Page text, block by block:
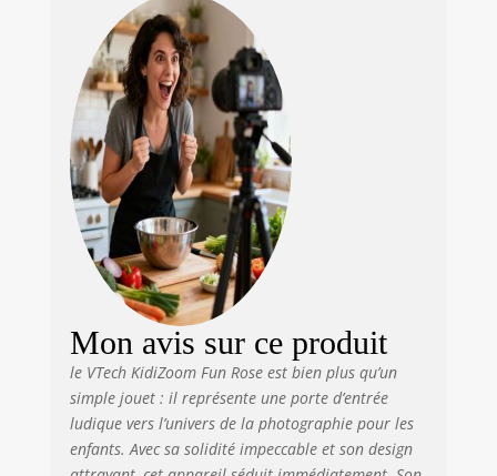
la voix / Animation
image par image /
Photos
panoramiques
CARACTÉRISTIQUES
TECHNIQUES :
Grand écran
couleur 1,8 pouces
/ Résolution de 2
MP / Zoom
numérique x4 /
permettant
d’enregistrer
jusqu’à 740 photos
ou 9min de vidéo /
Emplacement pour
carte microSD (non
Mon avis sur ce produit
le VTech KidiZoom Fun Rose est bien plus qu’un
simple jouet : il représente une porte d’entrée
ludique vers l’univers de la photographie pour les
enfants. Avec sa solidité impeccable et son design